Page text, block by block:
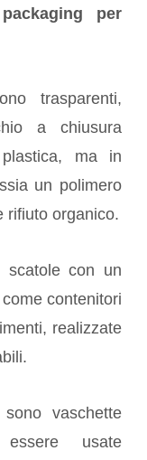
per
trasparenti,
a chiusura
ma in
un polimero
rifiuto organico.
con un
contenitori
realizzate
vaschette
usate